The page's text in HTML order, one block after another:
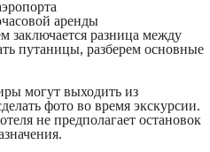
аренды
заключается разница между
путаницы, разберем основные
могут выходить из
фото во время экскурсии.
не предполагает остановок